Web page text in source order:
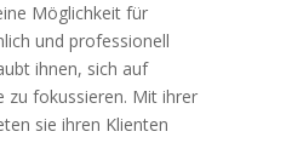
Möglichkeit für
und professionell
ihnen, sich auf
zu fokussieren. Mit ihrer
sie ihren Klienten